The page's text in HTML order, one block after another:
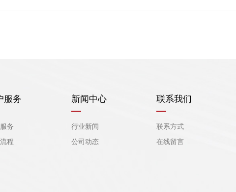
服务
务
程
新闻中心
行业新闻
公司动态
联系我们
联系方式
在线留言